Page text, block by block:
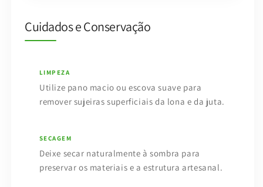
Cuidados e Conservação
LIMPEZA
Utilize pano macio ou escova suave para
remover sujeiras superficiais da lona e da juta.
SECAGEM
Deixe secar naturalmente à sombra para
preservar os materiais e a estrutura artesanal.